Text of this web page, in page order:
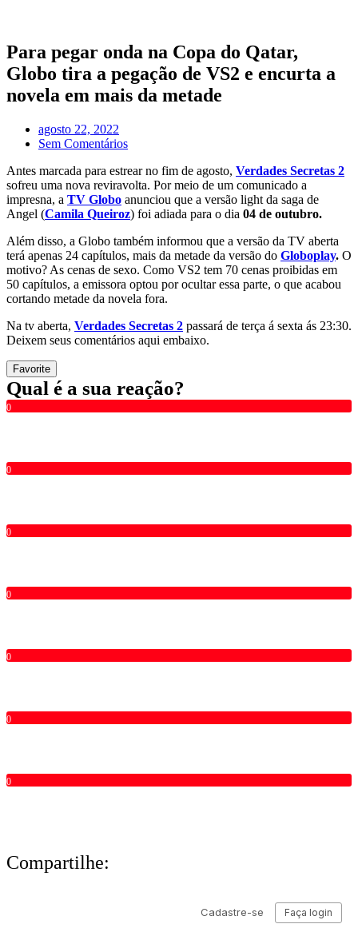
Para pegar onda na Copa do Qatar,
Globo tira a pegação de VS2 e encurta a
novela em mais da metade
agosto 22, 2022
Sem Comentários
Antes marcada para estrear no fim de agosto, Verdades Secretas 2
sofreu uma nova reviravolta. Por meio de um comunicado a
impresna, a TV Globo anunciou que a versão light da saga de
Angel (Camila Queiroz) foi adiada para o dia 04 de outubro.
Além disso, a Globo também informou que a versão da TV aberta
terá apenas 24 capítulos, mais da metade da versão do Globoplay. O
motivo? As cenas de sexo. Como VS2 tem 70 cenas proibidas em
50 capítulos, a emissora optou por ocultar essa parte, o que acabou
cortando metade da novela fora.
Na tv aberta, Verdades Secretas 2 passará de terça á sexta ás 23:30.
Deixem seus comentários aqui embaixo.
Favorite
Qual é a sua reação?
0
0
0
0
0
0
0
Compartilhe: